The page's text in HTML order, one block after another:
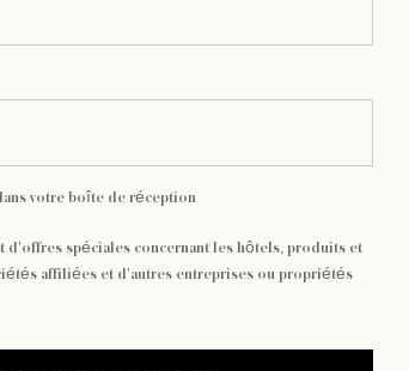
votre boîte de réception
d'offres spéciales concernant les hôtels, produits et
affiliées et d'autres entreprises ou propriétés